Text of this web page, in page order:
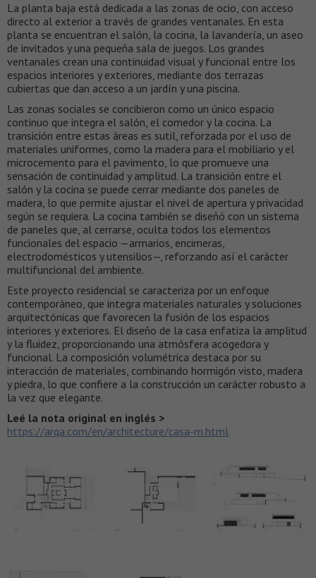
La planta baja está dedicada a las zonas de ocio, con acceso
directo al exterior a través de grandes ventanales. En esta
planta se encuentran el salón, la cocina, la lavandería, un aseo
de invitados y una pequeña sala de juegos. Los grandes
ventanales crean una continuidad visual y funcional entre los
espacios interiores y exteriores, mediante dos terrazas
cubiertas que dan acceso a un jardín y una piscina.
Las zonas sociales se concibieron como un único espacio
continuo que integra el salón, el comedor y la cocina. La
transición entre estas áreas es sutil, reforzada por el uso de
materiales uniformes, como la madera para el mobiliario y el
microcemento para el pavimento, lo que promueve una
sensación de continuidad y amplitud. La transición entre el
salón y la cocina se puede cerrar mediante dos paneles de
madera, lo que permite ajustar el nivel de apertura y privacidad
según se requiera. La cocina también se diseñó con un sistema
de paneles que, al cerrarse, oculta todos los elementos
funcionales del espacio —armarios, encimeras,
electrodomésticos y utensilios—, reforzando así el carácter
multifuncional del ambiente.
Este proyecto residencial se caracteriza por un enfoque
contemporáneo, que integra materiales naturales y soluciones
arquitectónicas que favorecen la fusión de los espacios
interiores y exteriores. El diseño de la casa enfatiza la amplitud
y la fluidez, proporcionando una atmósfera acogedora y
funcional. La composición volumétrica destaca por su
interacción de materiales, combinando hormigón visto, madera
y piedra, lo que confiere a la construcción un carácter robusto a
la vez que elegante.
Leé la nota original en inglés >
https://arqa.com/en/architecture/casa-m.html